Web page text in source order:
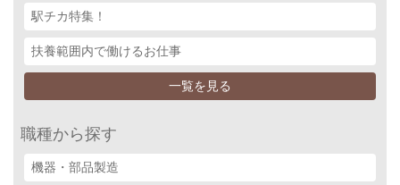
駅チカ特集！
扶養範囲内で働けるお仕事
一覧を見る
職種から探す
機器・部品製造